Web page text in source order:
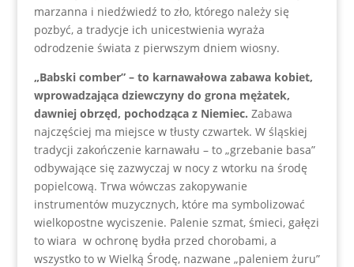
marzanna i niedźwiedź to zło, którego należy się
pozbyć, a tradycje ich unicestwienia wyraża
odrodzenie świata z pierwszym dniem wiosny.
„Babski comber” – to karnawałowa zabawa kobiet,
wprowadzająca dziewczyny do grona mężatek,
dawniej obrzęd, pochodząca z Niemiec. Zabawa
najczęściej ma miejsce w tłusty czwartek. W śląskiej
tradycji zakończenie karnawału – to „grzebanie basa”
odbywające się zazwyczaj w nocy z wtorku na środę
popielcową. Trwa wówczas zakopywanie
instrumentów muzycznych, które ma symbolizować
wielkopostne wyciszenie. Palenie szmat, śmieci, gałęzi
to wiara w ochronę bydła przed chorobami, a
wszystko to w Wielką Środę, nazwane „paleniem żuru”